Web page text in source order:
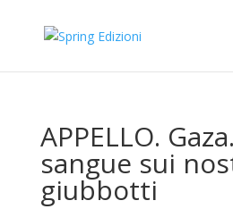
APPELLO.
sangue sui
giubbotti